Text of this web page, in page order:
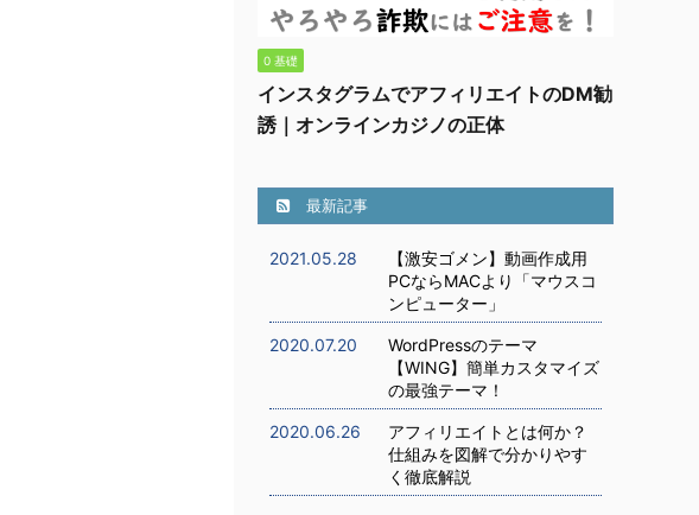
0 基礎
インスタグラムでアフィリエイトのDM勧
誘｜オンラインカジノの正体
最新記事
2021.05.28
【激安ゴメン】動画作成用
PCならMACより「マウスコ
ンピューター」
2020.07.20
WordPressのテーマ
【WING】簡単カスタマイズ
の最強テーマ！
2020.06.26
アフィリエイトとは何か？
仕組みを図解で分かりやす
く徹底解説